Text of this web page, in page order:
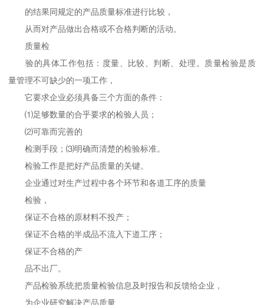
的结果同规定的产品质量标准进行比较，
从而对产品做出合格或不合格判断的活动。
质量检
验的具体工作包括：度量、比较、判断、处理。质量检验是质
量管理不可缺少的一项工作，
它要求企业必须具备三个方面的条件：
⑴足够数量的合乎要求的检验人员；
⑵可靠而完善的
检测手段；⑶明确而清楚的检验标准。
检验工作是把好产品质量的关键。
企业通过对生产过程中各个环节和各道工序的质量
检验，
保证不合格的原材料不投产；
保证不合格的半成品不流入下道工序；
保证不合格的产
品不出厂。
产品检验系统把质量检验信息及时报告和反馈给企业，
为企业研究解决产品质量